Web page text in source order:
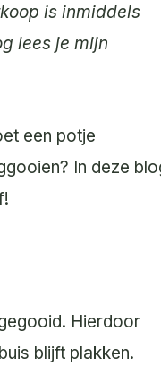
is inmiddels
lees je mijn
een potje
In deze
Hierdoor
blijft plakken.